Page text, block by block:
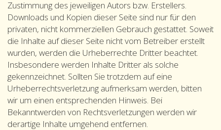
Zustimmung des jeweiligen Autors bzw. Erstellers.
Downloads und Kopien dieser Seite sind nur für den
privaten, nicht kommerziellen Gebrauch gestattet. Soweit
die Inhalte auf dieser Seite nicht vom Betreiber erstellt
wurden, werden die Urheberrechte Dritter beachtet.
Insbesondere werden Inhalte Dritter als solche
gekennzeichnet. Sollten Sie trotzdem auf eine
Urheberrechtsverletzung aufmerksam werden, bitten
wir um einen entsprechenden Hinweis. Bei
Bekanntwerden von Rechtsverletzungen werden wir
derartige Inhalte umgehend entfernen.